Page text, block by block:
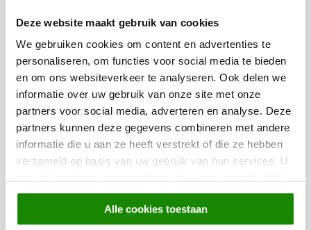
Deze website maakt gebruik van cookies
We gebruiken cookies om content en advertenties te
personaliseren, om functies voor social media te bieden
en om ons websiteverkeer te analyseren. Ook delen we
informatie over uw gebruik van onze site met onze
partners voor social media, adverteren en analyse. Deze
partners kunnen deze gegevens combineren met andere
informatie die u aan ze heeft verstrekt of die ze hebben
verzameld op basis van uw gebruik van hun services. U
gebruiken.
Alle cookies toestaan
> Trendhopper Zwolle
TYPISCH TRENDHOPPER...